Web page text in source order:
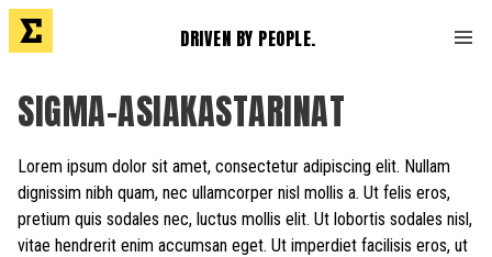
DRIVEN BY PEOPLE.
SIGMA-ASIAKASTARINAT
Lorem ipsum dolor sit amet, consectetur adipiscing elit. Nullam
dignissim nibh quam, nec ullamcorper nisl mollis a. Ut felis eros,
pretium quis sodales nec, luctus mollis elit. Ut lobortis sodales nisl,
vitae hendrerit enim accumsan eget. Ut imperdiet facilisis eros, ut